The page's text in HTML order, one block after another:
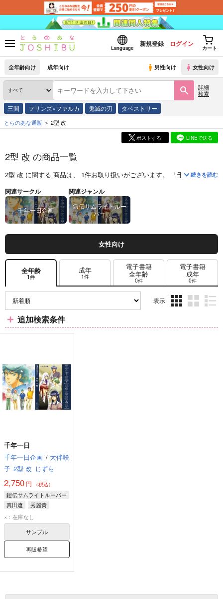
Language
新規登録 ログイン
カート
全年齢向け 成年向け 男性向け 女性向け
詳細
検索
三間 フリンズ×ファルカ 鬼滅の刃 タペストリー
とらのあな通販 2型 改
ポストする LINEで送る
2型 改 の商品一覧
2型 改 に関する 商品は、 1件お取り扱いがございます。 「千年一日(千年
続きを読む
関連サークル
千年一日企画
関連ジャンル
鎧伝サムライトルー
パー
女性向け
全年齢
1件
成年
1件
電子書籍
全年齢
0件
電子書籍
成年
0件
表示
ム
ム
ム
追加検索条件
千年一日
千年一日企画 / 大伴咲
子 2型 改 じずら
2,750 円 （税込）
鎧伝サムライトルーパー
真田遼
秀麗黄
伊達征士
×：在庫なし
サンプル
再販希望